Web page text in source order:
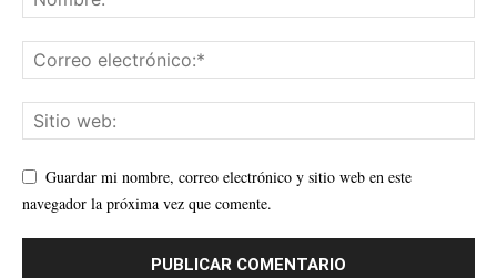
Guardar mi nombre, correo electrónico y sitio web en este
navegador la próxima vez que comente.